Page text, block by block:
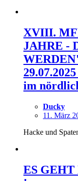
XVIII.
JAHRE -
im
Ducky
11. März
Hacke und
ES GEHT